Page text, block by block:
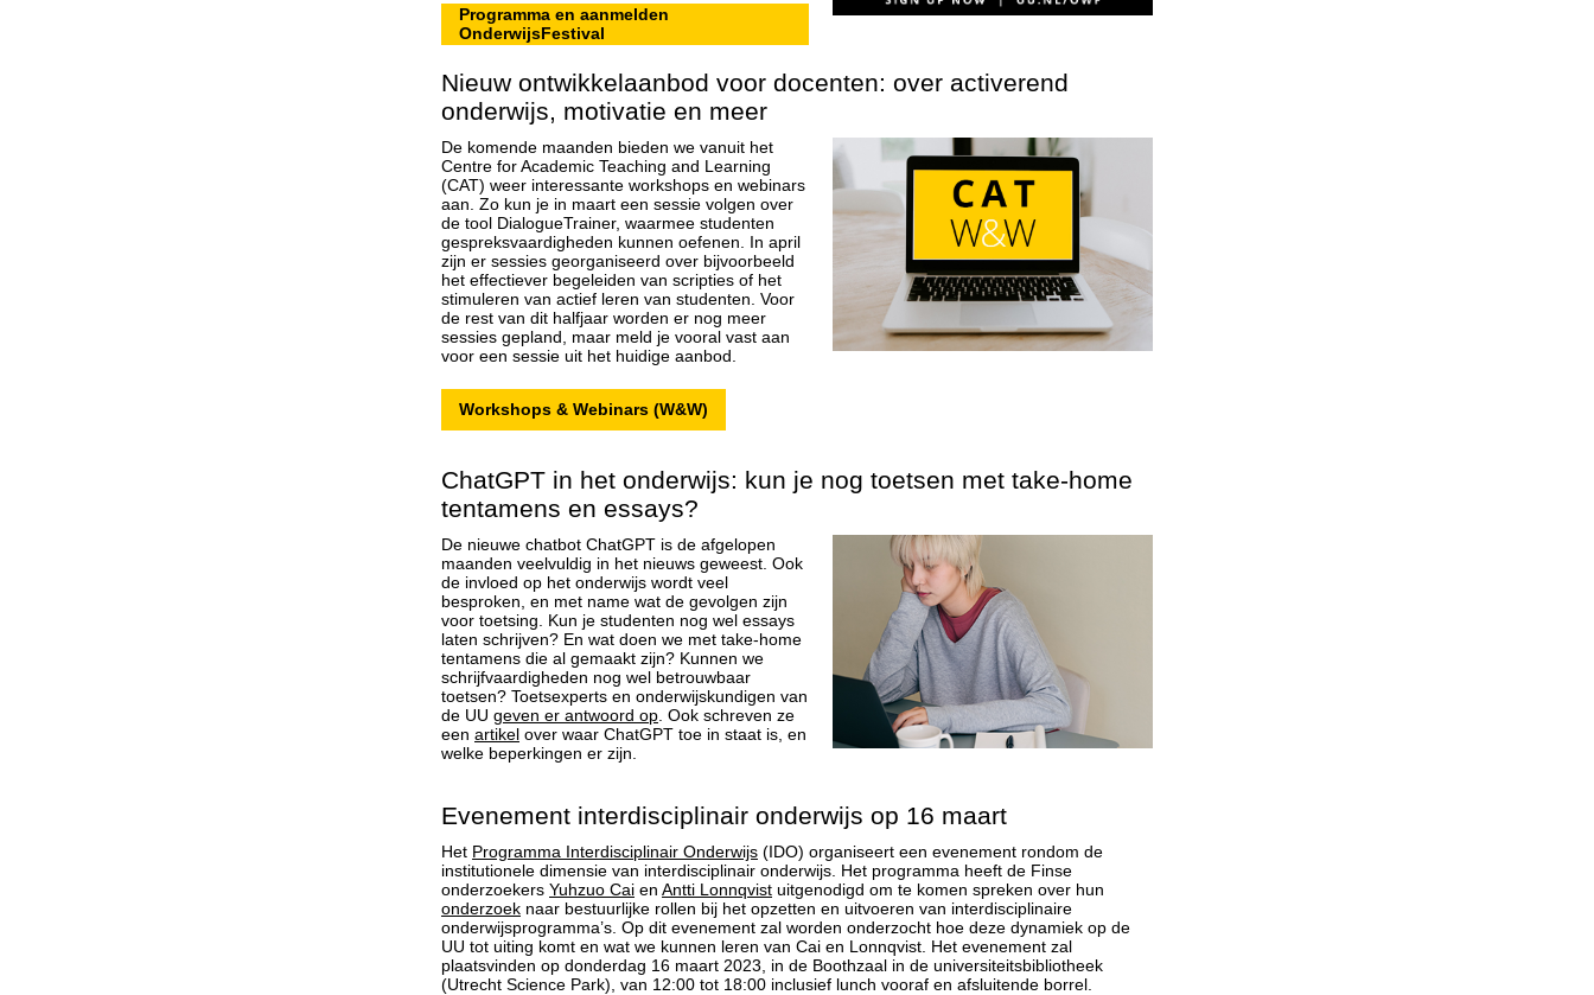
Programma en aanmelden
OnderwijsFestival
Nieuw ontwikkelaanbod voor docenten: over activerend
onderwijs, motivatie en meer
De komende maanden bieden we vanuit het
Centre for Academic Teaching and Learning
(CAT) weer interessante workshops en webinars
aan. Zo kun je in maart een sessie volgen over
de tool DialogueTrainer, waarmee studenten
gespreksvaardigheden kunnen oefenen. In april
zijn er sessies georganiseerd over bijvoorbeeld
het effectiever begeleiden van scripties of het
stimuleren van actief leren van studenten. Voor
de rest van dit halfjaar worden er nog meer
sessies gepland, maar meld je vooral vast aan
voor een sessie uit het huidige aanbod.
Workshops & Webinars (W&W)
ChatGPT in het onderwijs: kun je nog toetsen met take-home
tentamens en essays?
De nieuwe chatbot ChatGPT is de afgelopen
maanden veelvuldig in het nieuws geweest. Ook
de invloed op het onderwijs wordt veel
besproken, en met name wat de gevolgen zijn
voor toetsing. Kun je studenten nog wel essays
laten schrijven? En wat doen we met take-home
tentamens die al gemaakt zijn? Kunnen we
schrijfvaardigheden nog wel betrouwbaar
toetsen? Toetsexperts en onderwijskundigen van
de UU geven er antwoord op . Ook schreven ze
een artikel over waar ChatGPT toe in staat is, en
welke beperkingen er zijn.
Evenement interdisciplinair onderwijs op 16 maart
Het Programma Interdisciplinair Onderwijs (IDO) organiseert een evenement rondom de
institutionele dimensie van interdisciplinair onderwijs. Het programma heeft de Finse
onderzoekers Yuhzuo Cai en Antti Lonnqvist uitgenodigd om te komen spreken over hun
onderzoek naar bestuurlijke rollen bij het opzetten en uitvoeren van interdisciplinaire
onderwijsprogramma’s. Op dit evenement zal worden onderzocht hoe deze dynamiek op de
UU tot uiting komt en wat we kunnen leren van Cai en Lonnqvist. Het evenement zal
plaatsvinden op donderdag 16 maart 2023, in de Boothzaal in de universiteitsbibliotheek
(Utrecht Science Park), van 12:00 tot 18:00 inclusief lunch vooraf en afsluitende borrel.